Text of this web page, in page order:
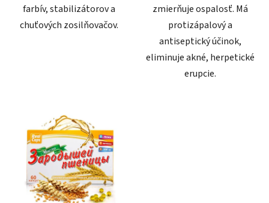
farbív, stabilizátorov a
chuťových zosilňovačov.
zmierňuje ospalosť. Má
protizápalový a
antiseptický účinok,
eliminuje akné, herpetické
erupcie.